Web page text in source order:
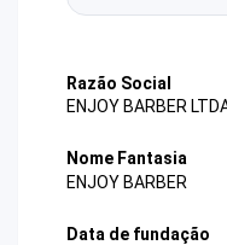
Razão Social
ENJOY BARBER
Nome Fantasia
ENJOY BARBER
Data de fundação